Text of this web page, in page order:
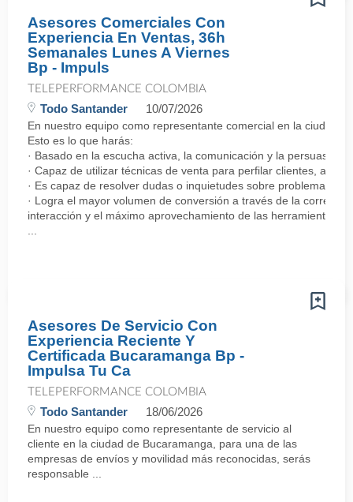
Asesores Comerciales Con
Experiencia En Ventas, 36h
Semanales Lunes A Viernes
Bp - Impuls
TELEPERFORMANCE COLOMBIA
Todo Santander 10/07/2026
En nuestro equipo como representante comercial en la ciudad
Esto es lo que harás:
· Basado en la escucha activa, la comunicación y la
· Capaz de utilizar técnicas de venta para perfilar clientes,
· Es capaz de resolver dudas o inquietudes sobre problemas
· Logra el mayor volumen de conversión a través de la correcta
interacción y el máximo aprovechamiento de las herramientas a
Asesores De Servicio Con
Experiencia Reciente Y
Certificada Bucaramanga Bp -
Impulsa Tu Ca
TELEPERFORMANCE COLOMBIA
Todo Santander 18/06/2026
En nuestro equipo como representante de servicio al
cliente en la ciudad de Bucaramanga, para una de las
empresas de envíos y movilidad más reconocidas, serás
responsable ...